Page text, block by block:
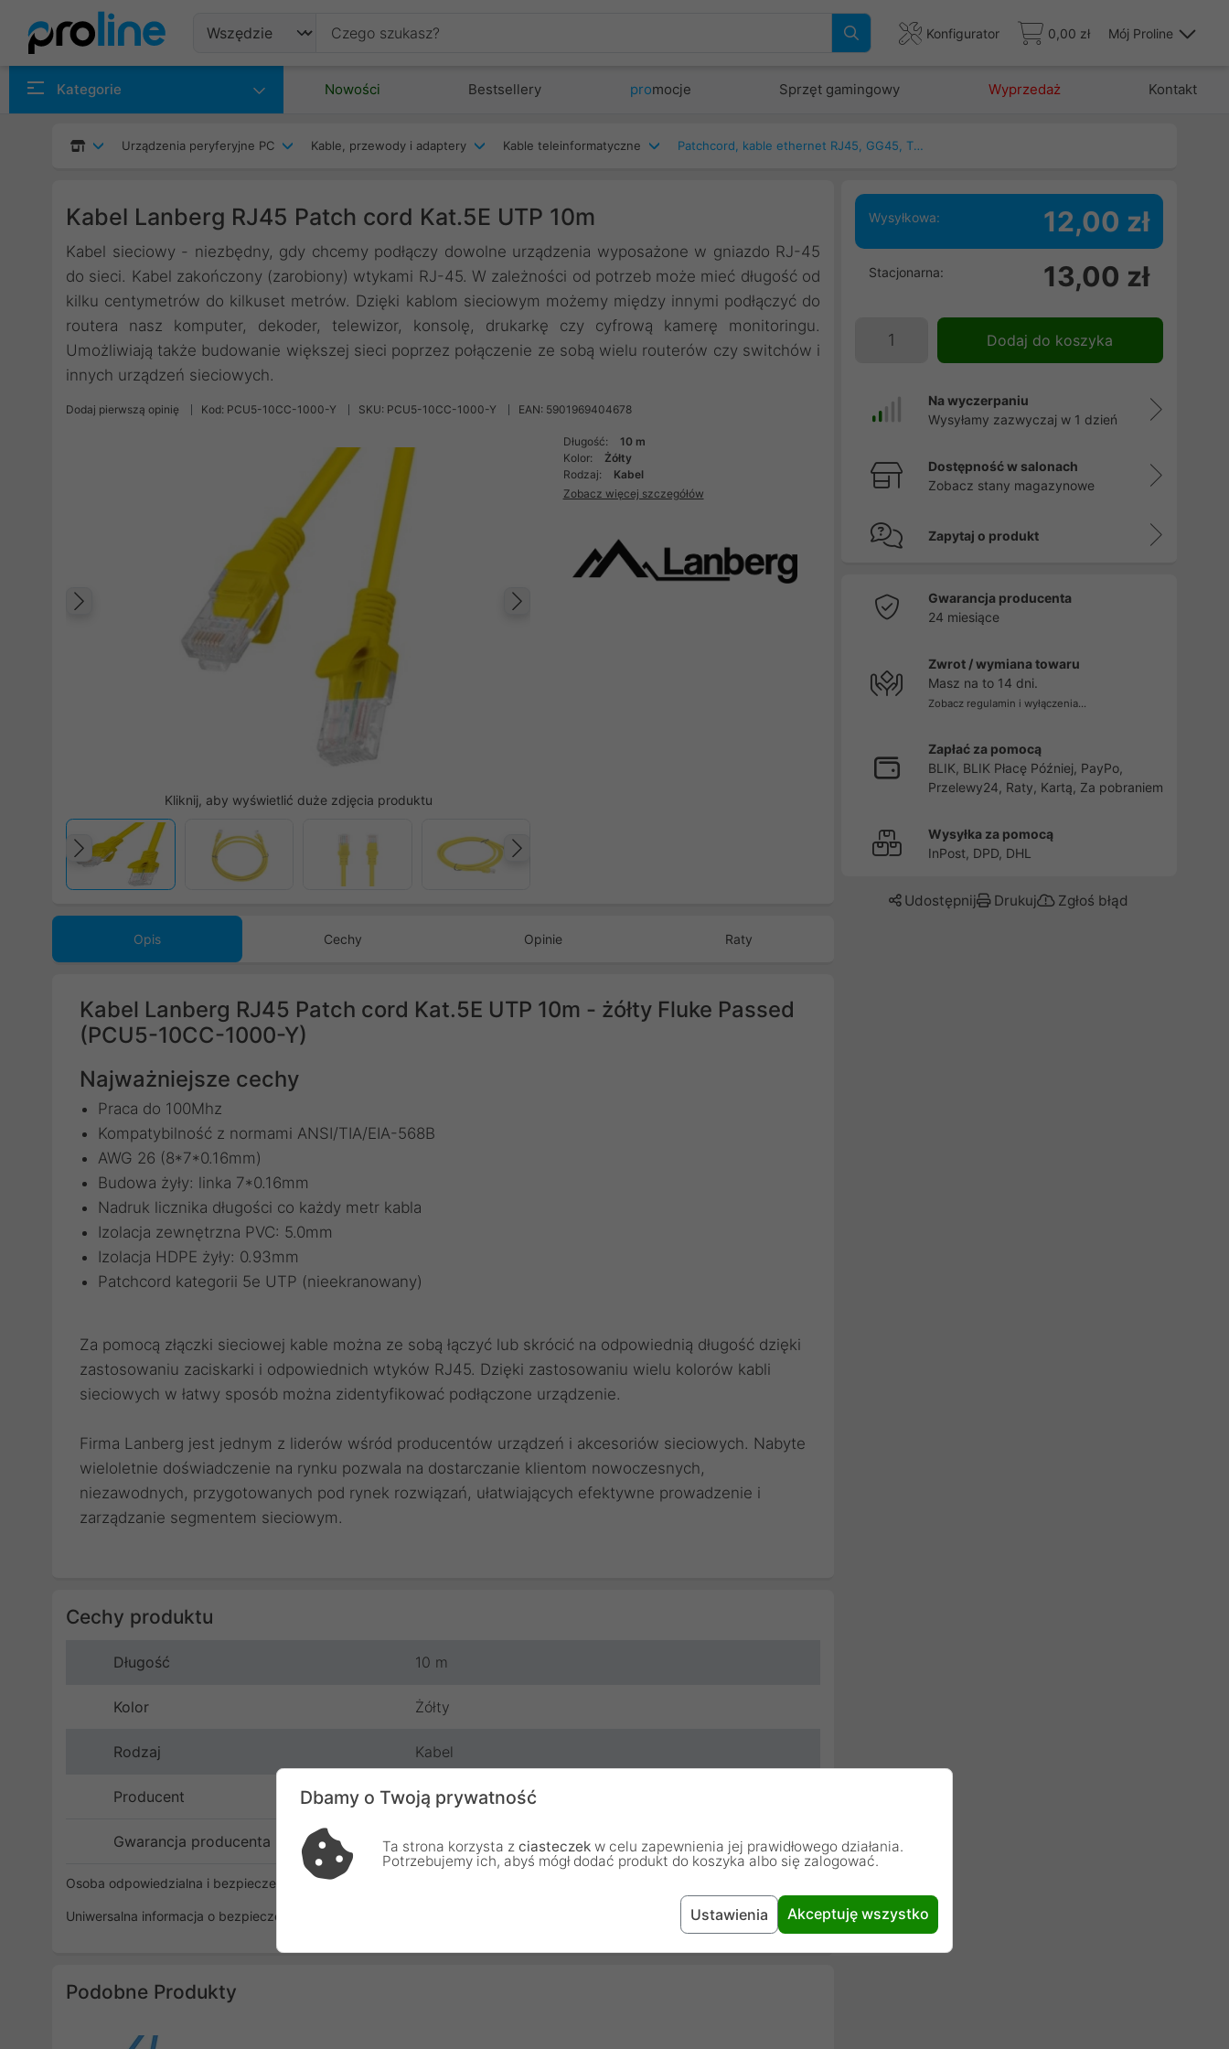
Konfigurator 0,00 zł Mój Proline
Kategorie Nowości Bestsellery promocje Sprzęt gamingowy Wyprzedaż Kontakt
Urządzenia peryferyjne PC Kable, przewody i adaptery Kable teleinformatyczne Patchcord, kable ethernet RJ45, GG45, TERA
Kabel Lanberg RJ45 Patch cord Kat.5E UTP 10m
Kabel sieciowy - niezbędny, gdy chcemy podłączy dowolne urządzenia wyposażone w gniazdo RJ-45
do sieci. Kabel zakończony (zarobiony) wtykami RJ-45. W zależności od potrzeb może mieć długość od
kilku centymetrów do kilkuset metrów. Dzięki kablom sieciowym możemy między innymi podłączyć do
routera nasz komputer, dekoder, telewizor, konsolę, drukarkę czy cyfrową kamerę monitoringu.
Umożliwiają także budowanie większej sieci poprzez połączenie ze sobą wielu routerów czy switchów i
innych urządzeń sieciowych.
Dodaj pierwszą opinię Kod: PCU5-10CC-1000-Y SKU: PCU5-10CC-1000-Y EAN: 5901969404678
Poprzedni
Kliknij, aby wyświetlić duże zdjęcia produktu
Poprzedni
Długość:
10 m
Kolor:
Żółty
Rodzaj:
Kabel
Zobacz więcej szczegółów
Opis Cechy Opinie Raty
Kabel Lanberg RJ45 Patch cord Kat.5E UTP 10m - żółty Fluke Passed
(PCU5-10CC-1000-Y)
Najważniejsze cechy
Praca do 100Mhz
Kompatybilność z normami ANSI/TIA/EIA-568B
AWG 26 (8*7*0.16mm)
Budowa żyły: linka 7*0.16mm
Nadruk licznika długości co każdy metr kabla
Izolacja zewnętrzna PVC: 5.0mm
Izolacja HDPE żyły: 0.93mm
Patchcord kategorii 5e UTP (nieekranowany)
Za pomocą złączki sieciowej kable można ze sobą łączyć lub skrócić na odpowiednią długość dzięki
zastosowaniu zaciskarki i odpowiednich wtyków RJ45. Dzięki zastosowaniu wielu kolorów kabli
sieciowych w łatwy sposób można zidentyfikować podłączone urządzenie.
Firma Lanberg jest jednym z liderów wśród producentów urządzeń i akcesoriów sieciowych. Nabyte
wieloletnie doświadczenie na rynku pozwala na dostarczanie klientom nowoczesnych,
niezawodnych, przygotowanych pod rynek rozwiązań, ułatwiających efektywne prowadzenie i
zarządzanie segmentem sieciowym.
Cechy produktu
Długość 10 m
Kolor Żółty
Rodzaj Kabel
Producent Lanberg
Gwarancja producenta 24 miesiące
Osoba odpowiedzialna i bezpieczeństwo
Uniwersalna informacja o bezpieczeństwie
Podobne Produkty
Wysyłkowa: 12,00 zł
Stacjonarna: 13,00 zł
Dodaj do koszyka
Na wyczerpaniu
Wysyłamy zazwyczaj w 1 dzień
Dostępność w salonach
Zobacz stany magazynowe
Zapytaj o produkt
Gwarancja producenta
24 miesiące
Zwrot / wymiana towaru
Masz na to 14 dni.
Zobacz regulamin i wyłączenia...
Zapłać za pomocą
BLIK, BLIK Płacę Później, PayPo,
Przelewy24, Raty, Kartą, Za pobraniem
Wysyłka za pomocą
InPost, DPD, DHL
Udostępnij Drukuj Zgłoś błąd
Dbamy o Twoją prywatność
Ta strona korzysta z ciasteczek w celu zapewnienia jej prawidłowego działania.
Potrzebujemy ich, abyś mógł dodać produkt do koszyka albo się zalogować.
Ustawienia Akceptuję wszystko